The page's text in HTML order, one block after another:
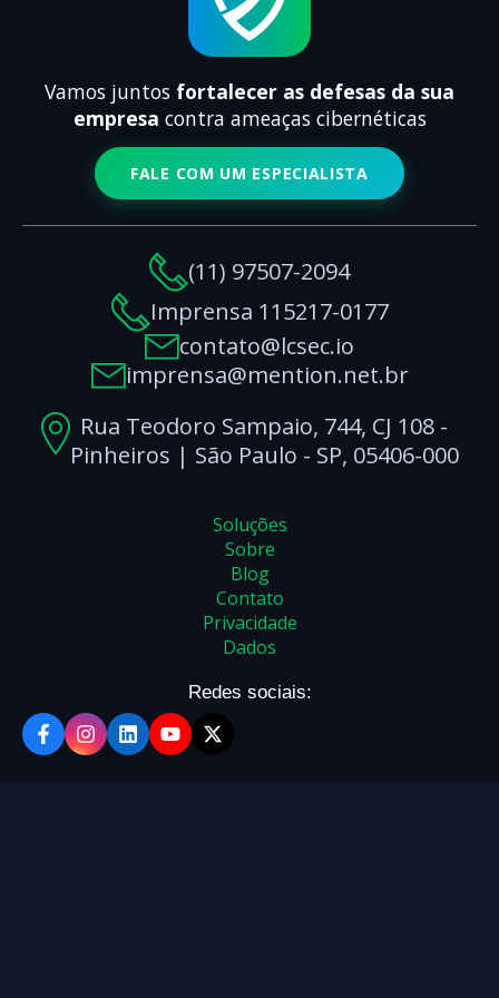
Vamos juntos fortalecer as defesas da sua
empresa contra ameaças cibernéticas
FALE COM UM ESPECIALISTA
(11) 97507-2094
Imprensa 115217-0177
contato@lcsec.io
imprensa@mention.net.br
Rua Teodoro Sampaio, 744, CJ 108 -
Pinheiros | São Paulo - SP, 05406-000
Soluções
Sobre
Blog
Contato
Privacidade
Dados
Redes sociais: